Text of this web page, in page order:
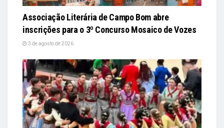
Associação Literária de Campo Bom abre
inscrições para o 3º Concurso Mosaico de Vozes
3 de agosto de 2026